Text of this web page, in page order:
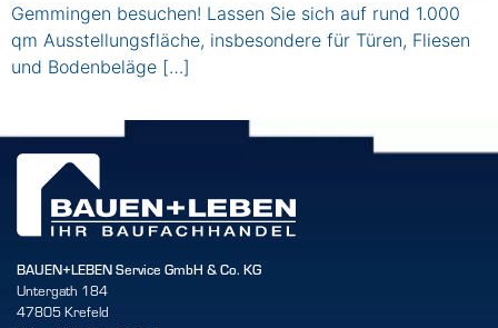
Gemmingen besuchen! Lassen Sie sich auf rund 1.000
qm Ausstellungsfläche, insbesondere für Türen, Fliesen
und Bodenbeläge […]
BAUEN+LEBEN Service GmbH & Co. KG
Untergath 184
47805 Krefeld